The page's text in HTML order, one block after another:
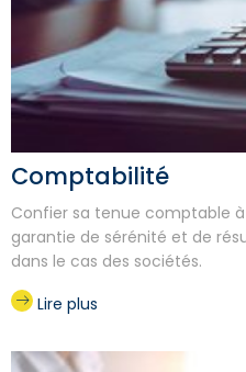
Comptabilité
Confier sa tenue comptable
garantie de sérénité et de
dans le cas des sociétés.
Lire plus